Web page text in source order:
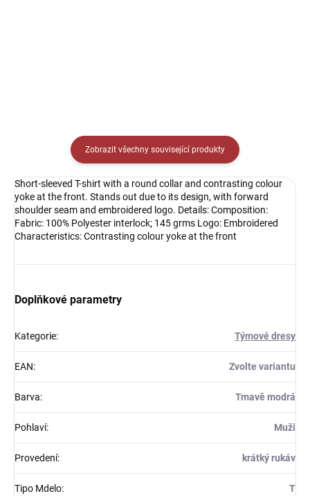
Zobrazit všechny související produkty
Short-sleeved T-shirt with a round collar and contrasting colour
yoke at the front. Stands out due to its design, with forward
shoulder seam and embroidered logo. Details: Composition:
Fabric: 100% Polyester interlock; 145 grms Logo: Embroidered
Characteristics: Contrasting colour yoke at the front
Doplňkové parametry
Kategorie: Týmové dresy
EAN: Zvolte variantu
Barva: Tmavě modrá
Pohlaví: Muži
Provedení: krátký rukáv
Tipo Mdelo: T